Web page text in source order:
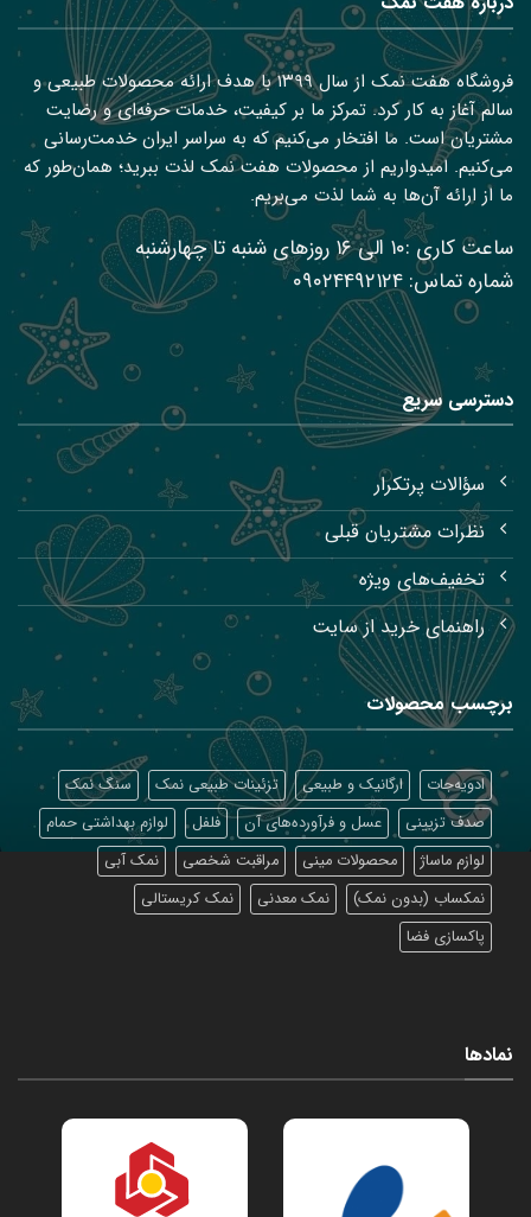
فروشگاه هفت نمک از سال ۱۳۹۹ با هدف ارائه محصولات طبیعی و
سالم آغاز به کار کرد. تمرکز ما بر کیفیت، خدمات حرفه‌ای و رضایت
مشتریان است. ما افتخار می‌کنیم که به سراسر ایران خدمت‌رسانی
می‌کنیم. امیدواریم از محصولات هفت نمک لذت ببرید؛ همان‌طور که
ما از ارائه آن‌ها به شما لذت می‌بریم.
ساعت کاری :۱۰ الی ۱۶ روزهای شنبه تا چهارشنبه
شماره تماس: ۰۹۰۲۴۴۹۲۱۲۴
دسترسی سریع
سؤالات پرتکرار
نظرات مشتریان قبلی
تخفیف‌های ویژه
راهنمای خرید از سایت
برچسب محصولات
ادویه‌جات ارگانیک و طبیعی تزئینات طبیعی نمک
سنگ نمک
صدف تزیینی
عسل و فرآورده‌های آن فلفل
لوازم بهداشتی حمام
لوازم ماساژ
محصولات مینی مراقبت شخصی
نمک آبی
نمکساب (بدون نمک)
نمک معدنی
نمک کریستالی
پاکسازی فضا
نمادها